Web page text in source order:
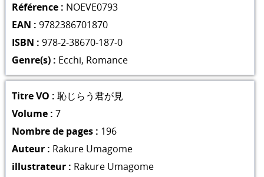
Référence : NOEVE0793
EAN : 9782386701870
ISBN : 978-2-38670-187-0
Genre(s) : Ecchi, Romance
Titre VO : 恥じらう君が見
Volume : 7
Nombre de pages : 196
Auteur : Rakure Umagome
illustrateur : Rakure Umagome